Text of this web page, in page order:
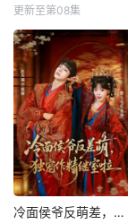
更新至第08集
冷面侯爷反萌差，独宠作精继室啦